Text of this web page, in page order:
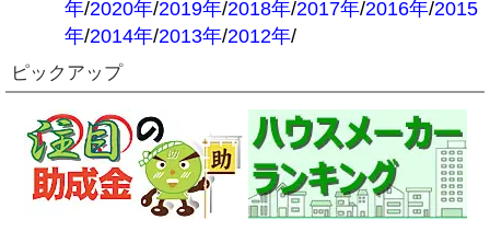
年/2020年/2019年/2018年/2017年/2016年/2015
年/2014年/2013年/2012年/
ピックアップ